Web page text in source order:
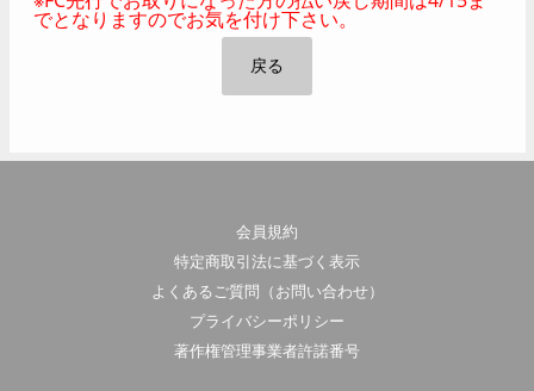
でとなりますのでお気を付け下さい。
戻る
会員規約
特定商取引法に基づく表示
よくあるご質問（お問い合わせ）
プライバシーポリシー
著作権管理事業者許諾番号